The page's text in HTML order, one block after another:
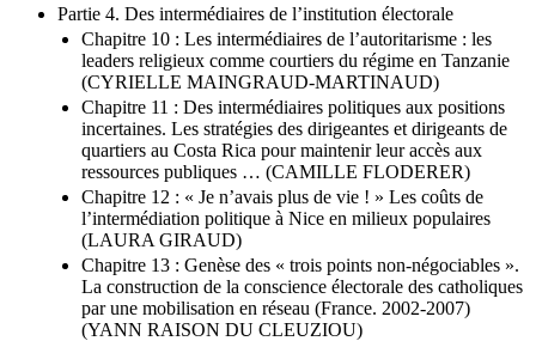
Partie 4. Des intermédiaires de l’institution électorale
Chapitre 10 : Les intermédiaires de l’autoritarisme : les
leaders religieux comme courtiers du régime en Tanzanie
(CYRIELLE MAINGRAUD-MARTINAUD)
Chapitre 11 : Des intermédiaires politiques aux positions
incertaines. Les stratégies des dirigeantes et dirigeants de
quartiers au Costa Rica pour maintenir leur accès aux
ressources publiques … (CAMILLE FLODERER)
Chapitre 12 : « Je n’avais plus de vie ! » Les coûts de
l’intermédiation politique à Nice en milieux populaires
(LAURA GIRAUD)
Chapitre 13 : Genèse des « trois points non-négociables ».
La construction de la conscience électorale des catholiques
par une mobilisation en réseau (France. 2002-2007)
(YANN RAISON DU CLEUZIOU)